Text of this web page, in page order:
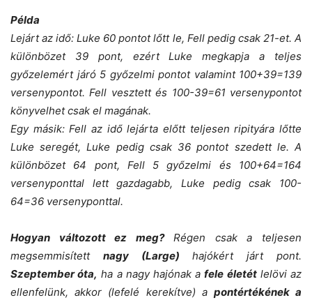
Példa
Lejárt az idő: Luke 60 pontot lőtt le, Fell pedig csak 21-et. A
különbözet 39 pont, ezért Luke megkapja a teljes
győzelemért járó 5 győzelmi pontot valamint 100+39=139
versenypontot. Fell vesztett és 100-39=61 versenypontot
könyvelhet csak el magának.
Egy másik: Fell az idő lejárta előtt teljesen ripityára lőtte
Luke seregét, Luke pedig csak 36 pontot szedett le. A
különbözet 64 pont, Fell 5 győzelmi és 100+64=164
versenyponttal lett gazdagabb, Luke pedig csak 100-
64=36 versenyponttal.
Hogyan változott ez meg?Régen csak a teljesen
megsemmisített nagy (Large) hajókért járt pont.
Szeptember óta, ha a nagy hajónak afele életétlelövi az
ellenfelünk, akkor (lefelé kerekítve) a pontértékének a